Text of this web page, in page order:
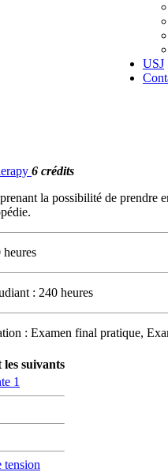
USJ
6 crédits
la possibilité de prendre
heures
: 240 heures
: Examen final pratique,
les suivants
1
tension